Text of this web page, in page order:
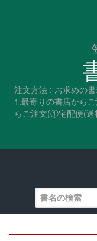
注文方法 : お求めの
1.最寄りの書店から
らご注文(①宅配便(